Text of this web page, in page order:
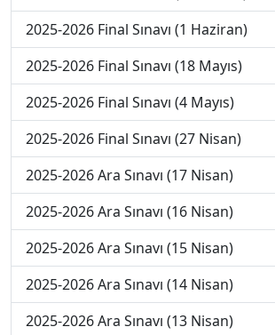
2025-2026 Final Sınavı (1 Haziran)
2025-2026 Final Sınavı (18 Mayıs)
2025-2026 Final Sınavı (4 Mayıs)
2025-2026 Final Sınavı (27 Nisan)
2025-2026 Ara Sınavı (17 Nisan)
2025-2026 Ara Sınavı (16 Nisan)
2025-2026 Ara Sınavı (15 Nisan)
2025-2026 Ara Sınavı (14 Nisan)
2025-2026 Ara Sınavı (13 Nisan)